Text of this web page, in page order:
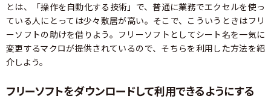
とは、「操作を自動化する技術」で、普通に業務でエクセルを使っ
ている人にとっては少々敷居が高い。そこで、こういうときはフリ
ーソフトの助けを借りよう。フリーソフトとしてシート名を一気に
変更するマクロが提供されているので、そちらを利用した方法を紹
介しよう。
フリーソフトをダウンロードして利用できるようにする